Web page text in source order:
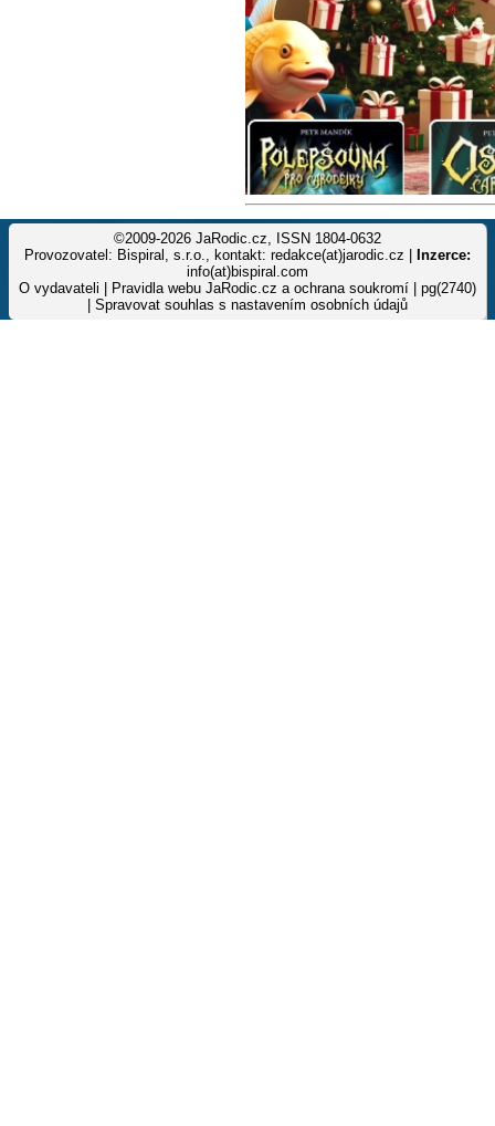
©2009-2026 JaRodic.cz, ISSN 1804-0632
Provozovatel: Bispiral, s.r.o., kontakt: redakce(at)jarodic.cz |
Inzerce:
info(at)bispiral.com
O vydavateli
Pravidla webu JaRodic.cz a ochrana soukromí | pg(2740)
Spravovat souhlas s nastavením osobních údajů